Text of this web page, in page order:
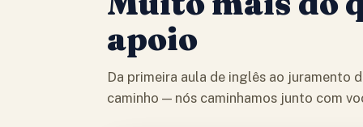
apoio
Da primeira aula de inglês ao juramento
caminho — nós caminhamos junto com